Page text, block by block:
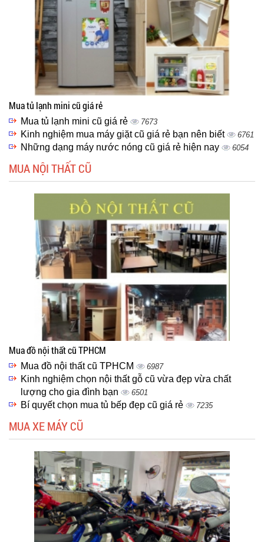
Mua tủ lạnh mini cũ giá rẻ
Mua tủ lạnh mini cũ giá rẻ 7673
Kinh nghiệm mua máy giặt cũ giá rẻ bạn nên biết 6761
Những dạng máy nước nóng cũ giá rẻ hiện nay 6054
MUA NỘI THẤT CŨ
Mua đồ nội thất cũ TPHCM
Mua đồ nội thất cũ TPHCM 6987
Kinh nghiệm chọn nội thất gỗ cũ vừa đẹp vừa chất
lượng cho gia đình bạn
6501
Bí quyết chọn mua tủ bếp đẹp cũ giá rẻ 7235
MUA XE MÁY CŨ